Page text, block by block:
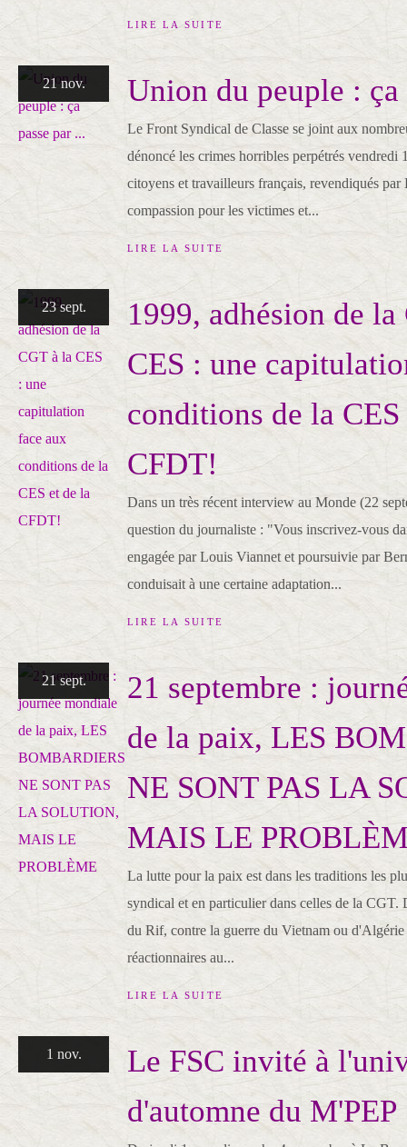
LIRE LA SUITE
21 nov. Union du peuple : ça
Le Front Syndical de Classe se joint aux
dénoncé les crimes horribles perpétrés vendredi
citoyens et travailleurs français, revendiqués
compassion pour les victimes et...
LIRE LA SUITE
23 sept.
1999, adhésion de la
CES : une
conditions de la
CFDT!
Dans un très récent interview au Monde (22
question du journaliste : "Vous inscrivez-vous
engagée par Louis Viannet et poursuivie par
conduisait à une certaine adaptation...
LIRE LA SUITE
21 sept.
21 septembre :
de la paix, LES
NE SONT PAS LA
MAIS LE
La lutte pour la paix est dans les traditions les
syndical et en particulier dans celles de la CGT.
du Rif, contre la guerre du Vietnam ou d'Algérie
réactionnaires au...
LIRE LA SUITE
1 nov.
Le FSC invité à
d'automne du M'PEP